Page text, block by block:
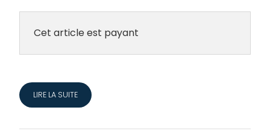
Cet article est payant
LIRE LA SUITE